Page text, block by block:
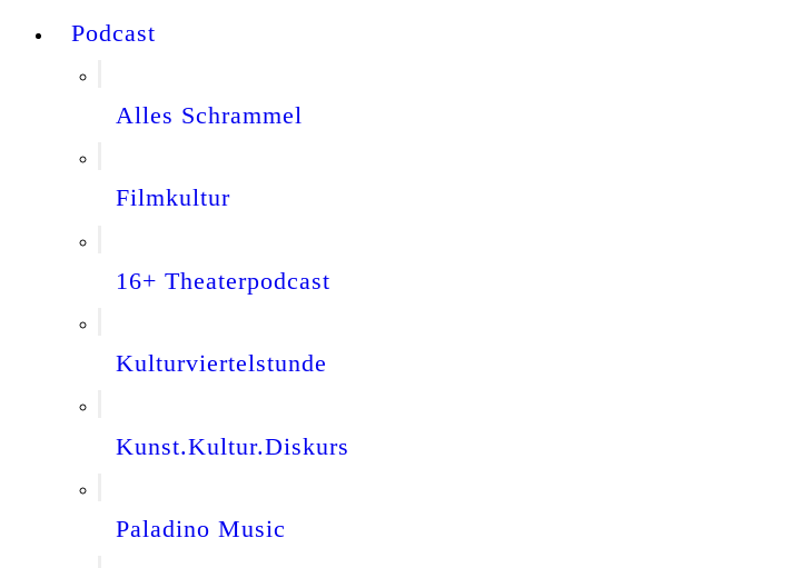
Podcast
Alles Schrammel
Filmkultur
16+ Theaterpodcast
Kulturviertelstunde
Kunst.Kultur.Diskurs
Paladino Music